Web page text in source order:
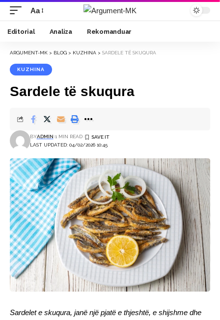
Font
Resizer
Aa
Editorial Analiza Rekomanduar
ARGUMENT-MK > BLOG > KUZHINA > SARDELE TË SKUQURA
KUZHINA
Sardele të skuqura
LAST UPDATED: 04/02/2026 10:45
BYADMIN 1 MIN READ
Sardelet e skuqura, janë një pjatë e thjeshtë, e shijshme dhe